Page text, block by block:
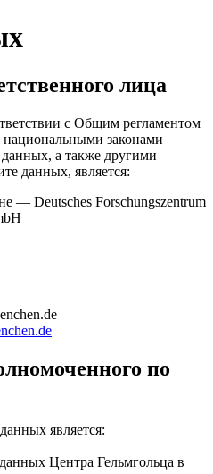
лица
с Общим регламентом
законами
а также другими
данных, является:
— Deutsches Forschungszentrum
по
является:
Центра Гельмгольца в